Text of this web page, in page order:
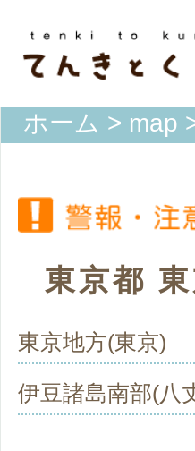
ホーム > map
東京都
東京地方(東京)
伊豆諸島南部(八